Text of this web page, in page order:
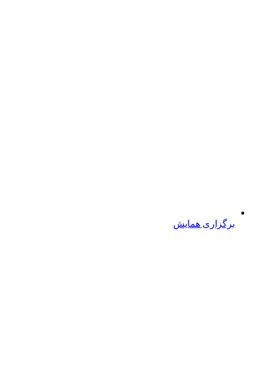
برگزاری همایش